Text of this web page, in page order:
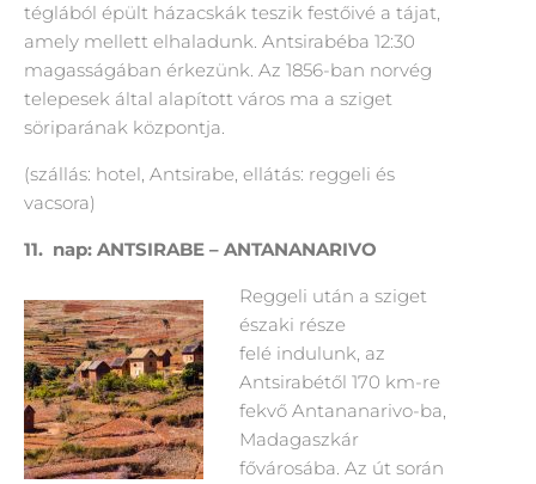
téglából épült házacskák teszik festőivé a tájat,
amely mellett elhaladunk. Antsirabéba 12:30
magasságában érkezünk. Az 1856-ban norvég
telepesek által alapított város ma a sziget
söriparának központja.
(szállás: hotel, Antsirabe, ellátás: reggeli és
vacsora)
11. nap: ANTSIRABE – ANTANANARIVO
Reggeli után a sziget
északi része
felé indulunk, az
Antsirabétől 170 km-re
fekvő Antananarivo-ba,
Madagaszkár
fővárosába. Az út során